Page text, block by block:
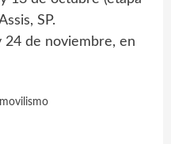
SP.
24 de noviembre, en